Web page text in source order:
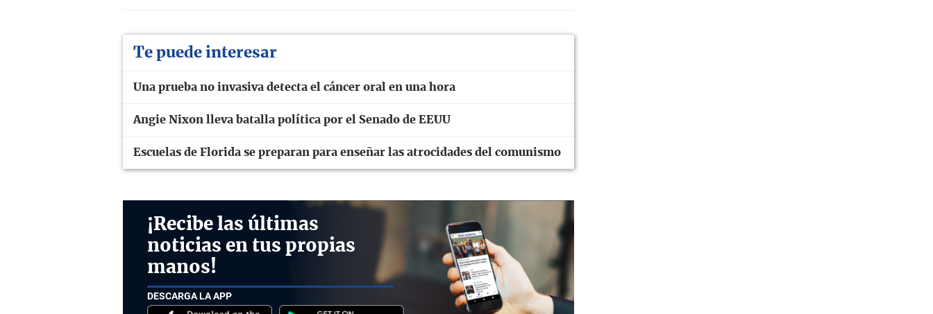
Te puede interesar
Una prueba no invasiva detecta el cáncer oral en una hora
Angie Nixon lleva batalla política por el Senado de EEUU
Escuelas de Florida se preparan para enseñar las atrocidades del comunismo
¡Recibe las últimas
noticias en tus propias
manos!
DESCARGA LA APP